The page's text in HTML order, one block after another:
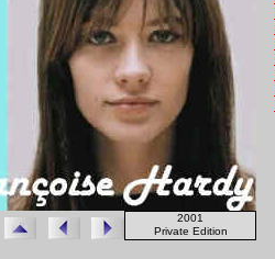
2001
Private Edition